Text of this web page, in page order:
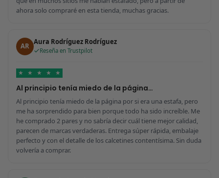
ahora solo compraré en esta tienda, muchas gracias.
AR Aura Rodríguez Rodríguez
Reseña en Trustpilot
★ ★ ★ ★ ★
Al principio tenía miedo de la página…
Al principio tenía miedo de la página por si era una estafa, pero
me ha sorprendido para bien porque todo ha sido increíble. Me
he comprado 2 pares y no sabría decir cuál tiene mejor calidad,
parecen de marcas verdaderas. Entrega súper rápida, embalaje
perfecto y con el detalle de los calcetines contentísima. Sin duda
volvería a comprar.